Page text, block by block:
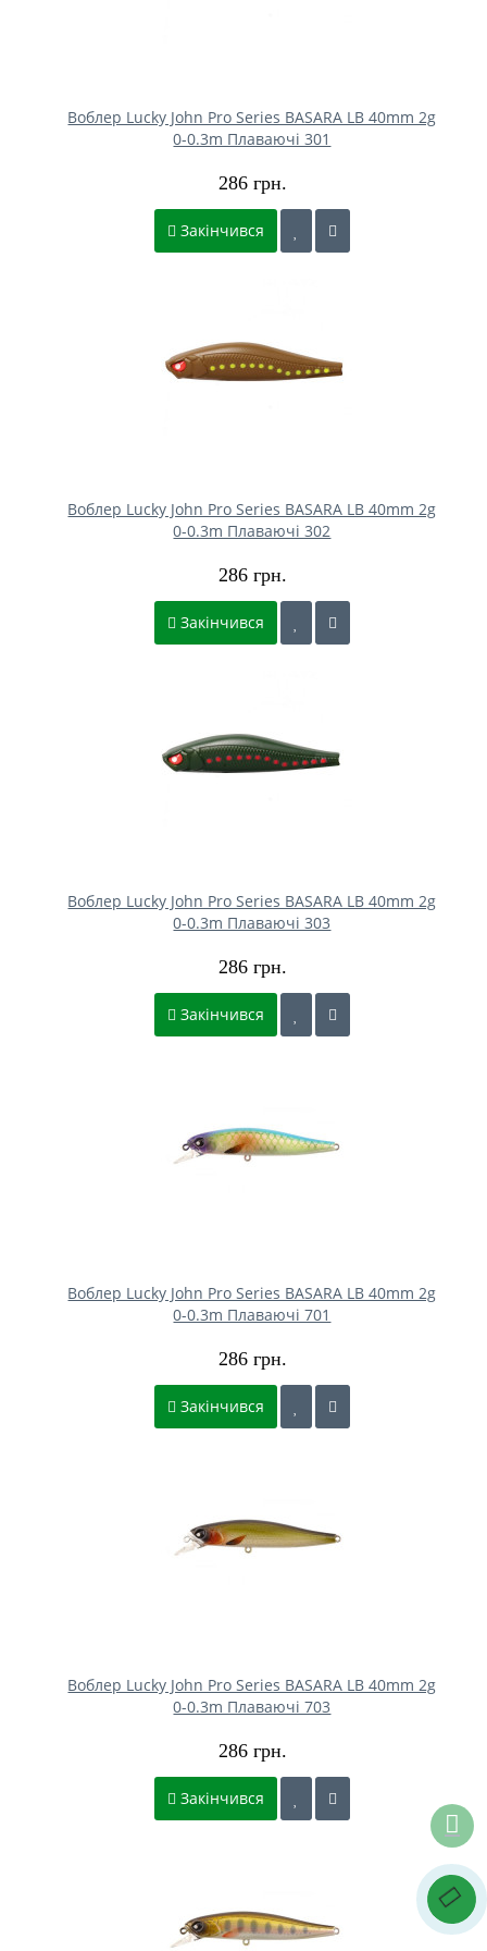
Воблер Lucky John Pro Series BASARA LB 40mm 2g
0-0.3m Плаваючі 301
286 грн.
Закінчився
Воблер Lucky John Pro Series BASARA LB 40mm 2g
0-0.3m Плаваючі 302
286 грн.
Закінчився
Воблер Lucky John Pro Series BASARA LB 40mm 2g
0-0.3m Плаваючі 303
286 грн.
Закінчився
Воблер Lucky John Pro Series BASARA LB 40mm 2g
0-0.3m Плаваючі 701
286 грн.
Закінчився
Воблер Lucky John Pro Series BASARA LB 40mm 2g
0-0.3m Плаваючі 703
286 грн.
Закінчився